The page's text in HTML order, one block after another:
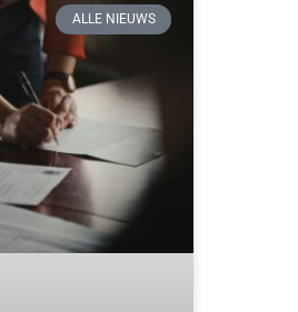
ALLE NIEUWS